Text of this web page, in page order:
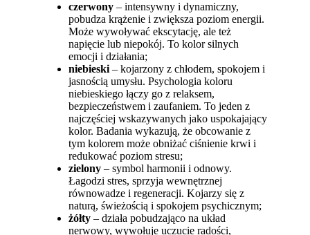
czerwony – intensywny i dynamiczny,
pobudza krążenie i zwiększa poziom energii.
Może wywoływać ekscytację, ale też
napięcie lub niepokój. To kolor silnych
emocji i działania;
niebieski – kojarzony z chłodem, spokojem i
jasnością umysłu. Psychologia koloru
niebieskiego łączy go z relaksem,
bezpieczeństwem i zaufaniem. To jeden z
najczęściej wskazywanych jako uspokajający
kolor. Badania wykazują, że obcowanie z
tym kolorem może obniżać ciśnienie krwi i
redukować poziom stresu;
zielony – symbol harmonii i odnowy.
Łagodzi stres, sprzyja wewnętrznej
równowadze i regeneracji. Kojarzy się z
naturą, świeżością i spokojem psychicznym;
żółty – działa pobudzająco na układ
nerwowy, wywołuje uczucie radości,